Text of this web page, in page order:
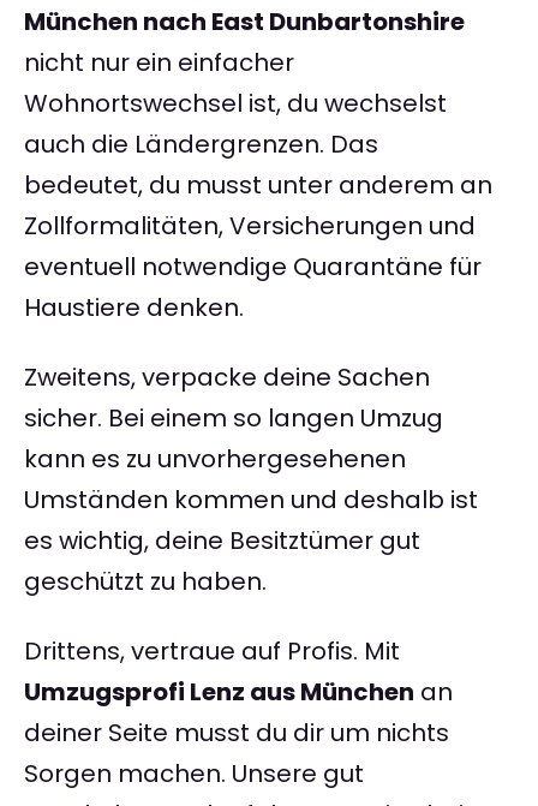
München nach East Dunbartonshire
nicht nur ein einfacher
Wohnortswechsel ist, du wechselst
auch die Ländergrenzen. Das
bedeutet, du musst unter anderem an
Zollformalitäten, Versicherungen und
eventuell notwendige Quarantäne für
Haustiere denken.
Zweitens, verpacke deine Sachen
sicher. Bei einem so langen Umzug
kann es zu unvorhergesehenen
Umständen kommen und deshalb ist
es wichtig, deine Besitztümer gut
geschützt zu haben.
Drittens, vertraue auf Profis. Mit
Umzugsprofi Lenz aus München an
deiner Seite musst du dir um nichts
Sorgen machen. Unsere gut